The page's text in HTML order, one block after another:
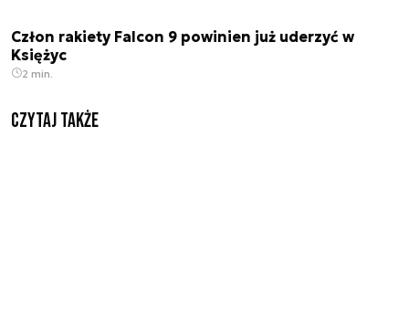
Człon rakiety Falcon 9 powinien już uderzyć w
Księżyc
2 min.
Czytaj także